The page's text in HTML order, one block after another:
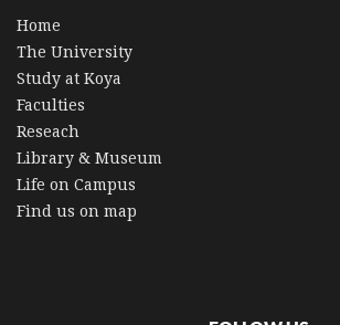
Home
The University
Study at Koya
Faculties
Reseach
Library & Museum
Life on Campus
Find us on map